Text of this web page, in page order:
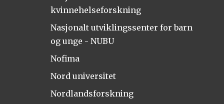
kvinnehelseforskning
Nasjonalt utviklingssenter for barn
og unge - NUBU
Nofima
Nord universitet
Nordlandsforskning